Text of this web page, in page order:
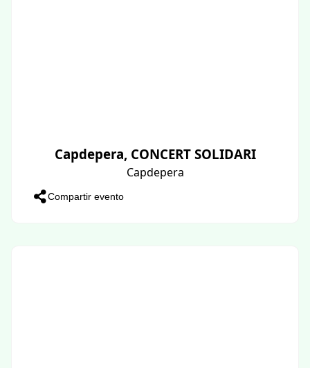
Capdepera, CONCERT SOLIDARI
Capdepera
Compartir evento